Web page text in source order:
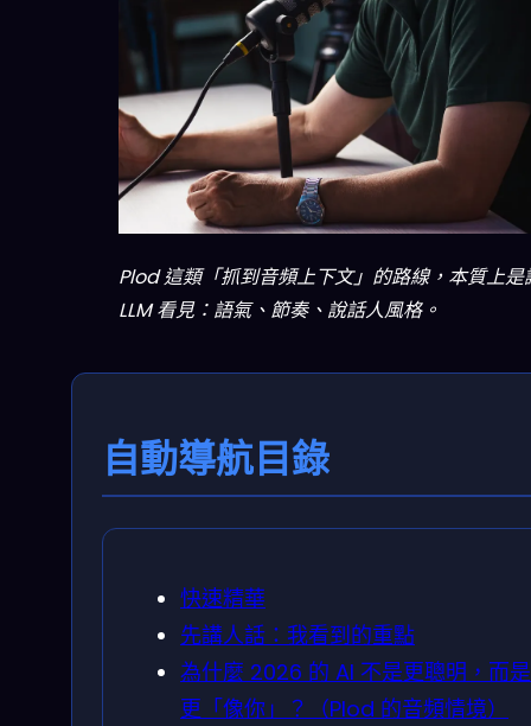
Plod 這類「抓到音頻上下文」的路線，本質上是
LLM 看見：語氣、節奏、說話人風格。
自動導航目錄
快速精華
先講人話：我看到的重點
為什麼 2026 的 AI 不是更聰明，而是
更「像你」？（Plod 的音頻情境）